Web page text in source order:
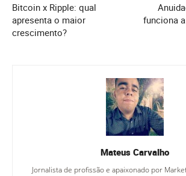
Bitcoin x Ripple: qual
apresenta o maior
crescimento?
funciona
Mateus Carvalho
Jornalista de profissão e apaixonado por